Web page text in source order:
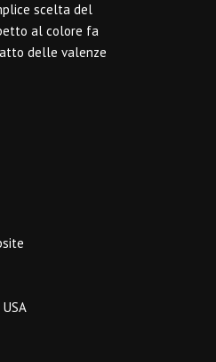
scelta del
al colore fa
delle valenze